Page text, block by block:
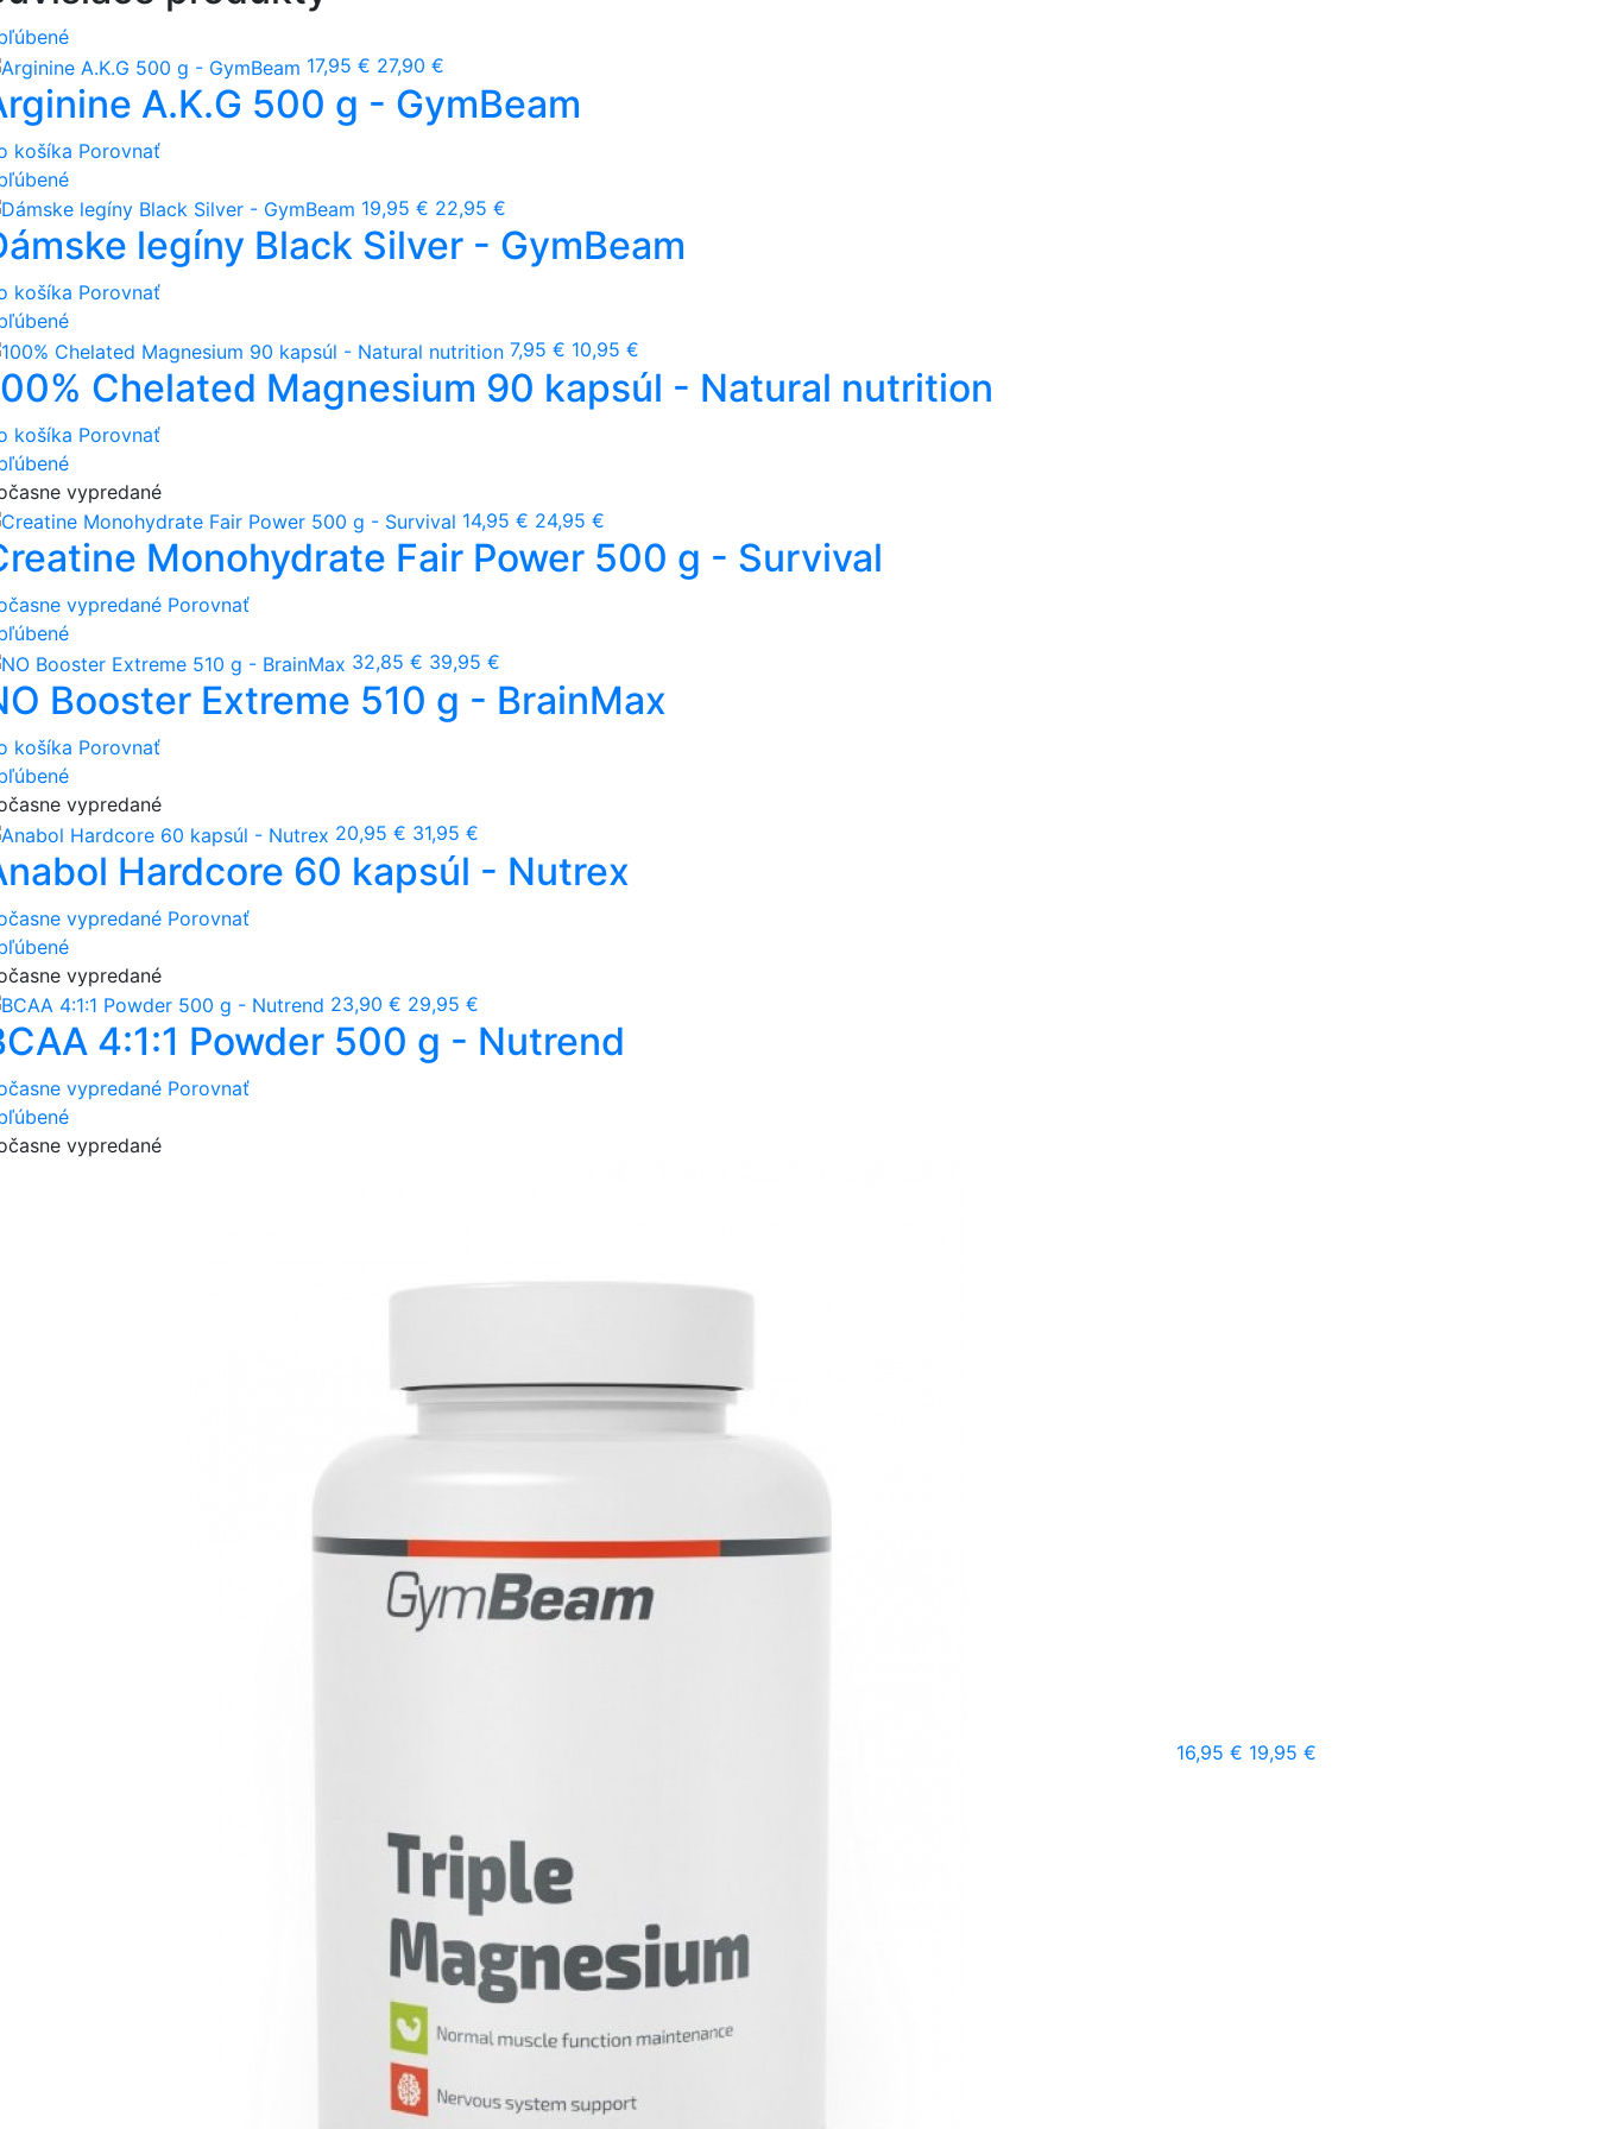
17,95 € 27,90 €
A.K.G 500 g - GymBeam
košíka Porovnať
19,95 € 22,95 €
legíny Black Silver - GymBeam
košíka Porovnať
7,95 € 10,95 €
Chelated Magnesium 90 kapsúl - Natural nutrition
košíka Porovnať
vypredané
14,95 € 24,95 €
Monohydrate Fair Power 500 g - Survival
vypredané Porovnať
32,85 € 39,95 €
Booster Extreme 510 g - BrainMax
košíka Porovnať
vypredané
20,95 € 31,95 €
Hardcore 60 kapsúl - Nutrex
vypredané Porovnať
vypredané
23,90 € 29,95 €
4:1:1 Powder 500 g - Nutrend
vypredané Porovnať
vypredané
16,95 € 19,95 €